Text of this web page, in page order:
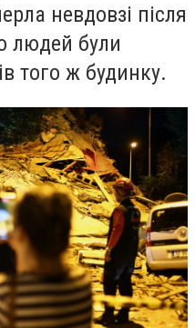
невдовзі після
людей були
того ж будинку.